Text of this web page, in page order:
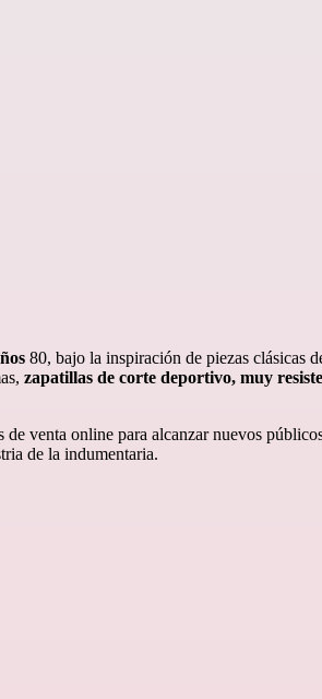
80, bajo la inspiración de piezas clásicas
zapatillas de corte deportivo, muy
venta online para alcanzar nuevos
de la indumentaria.